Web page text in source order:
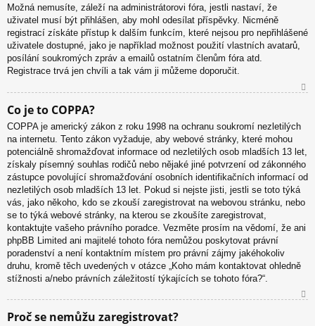
Možná nemusíte, záleží na administrátorovi fóra, jestli nastaví, že
uživatel musí být přihlášen, aby mohl odesílat příspěvky. Nicméně
registrací získáte přístup k dalším funkcím, které nejsou pro nepřihlášené
uživatele dostupné, jako je například možnost použití vlastních avatarů,
posílání soukromých zpráv a emailů ostatním členům fóra atd.
Registrace trvá jen chvíli a tak vám ji můžeme doporučit.
or
Co je to COPPA?
COPPA je americký zákon z roku 1998 na ochranu soukromí nezletilých
na internetu. Tento zákon vyžaduje, aby webové stránky, které mohou
potenciálně shromažďovat informace od nezletilých osob mladších 13 let,
získaly písemný souhlas rodičů nebo nějaké jiné potvrzení od zákonného
zástupce povolující shromažďování osobních identifikačních informací od
nezletilých osob mladších 13 let. Pokud si nejste jisti, jestli se toto týká
vás, jako někoho, kdo se zkouší zaregistrovat na webovou stránku, nebo
se to týká webové stránky, na kterou se zkoušíte zaregistrovat,
kontaktujte vašeho právního poradce. Vezměte prosím na vědomí, že ani
phpBB Limited ani majitelé tohoto fóra nemůžou poskytovat právní
poradenství a není kontaktním místem pro právní zájmy jakéhokoliv
druhu, kromě těch uvedených v otázce „Koho mám kontaktovat ohledně
stížnosti a/nebo právních záležitostí týkajících se tohoto fóra?“.
Proč se nemůžu zaregistrovat?